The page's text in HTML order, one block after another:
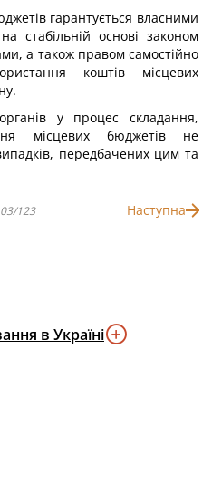
гарантується власними
стабільній основі законом
а також правом самостійно
коштів місцевих
у процес складання,
місцевих бюджетів не
передбачених цим та
123 Наступна
в Україні